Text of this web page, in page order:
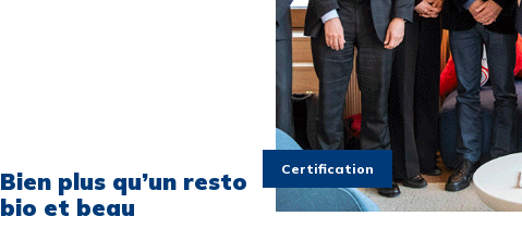
Certification
Bien plus qu’un resto
bio et beau